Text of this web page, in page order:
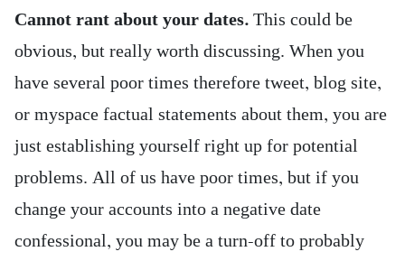
Cannot rant about your dates. This could be
obvious, but really worth discussing. When you
have several poor times therefore tweet, blog site,
or myspace factual statements about them, you are
just establishing yourself right up for potential
problems. All of us have poor times, but if you
change your accounts into a negative date
confessional, you may be a turn-off to probably